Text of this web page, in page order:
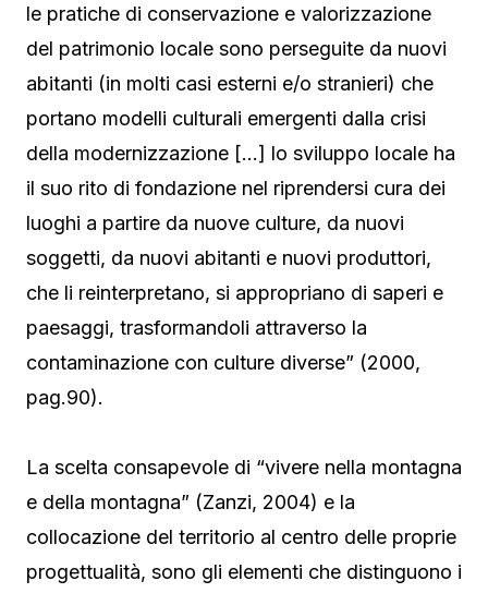
le pratiche di conservazione e valorizzazione
del patrimonio locale sono perseguite da nuovi
abitanti (in molti casi esterni e/o stranieri) che
portano modelli culturali emergenti dalla crisi
della modernizzazione […] lo sviluppo locale ha
il suo rito di fondazione nel riprendersi cura dei
luoghi a partire da nuove culture, da nuovi
soggetti, da nuovi abitanti e nuovi produttori,
che li reinterpretano, si appropriano di saperi e
paesaggi, trasformandoli attraverso la
contaminazione con culture diverse” (2000,
pag.90).
La scelta consapevole di “vivere nella montagna
e della montagna” (Zanzi, 2004) e la
collocazione del territorio al centro delle proprie
progettualità, sono gli elementi che distinguono i